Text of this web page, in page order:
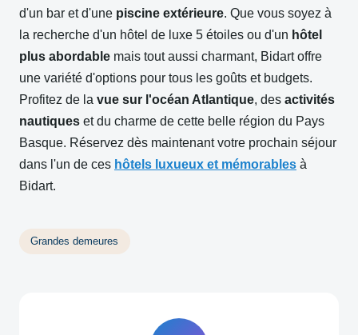
d'un bar et d'une piscine extérieure. Que vous soyez à
la recherche d'un hôtel de luxe 5 étoiles ou d'un hôtel
plus abordable mais tout aussi charmant, Bidart offre
une variété d'options pour tous les goûts et budgets.
Profitez de la vue sur l'océan Atlantique, des activités
nautiques et du charme de cette belle région du Pays
Basque. Réservez dès maintenant votre prochain séjour
dans l'un de ces hôtels luxueux et mémorables à
Bidart.
Grandes demeures